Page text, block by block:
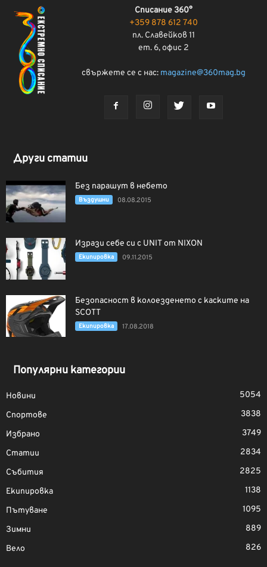
Списание 360°
+359 878 612 740
пл. Славейков 11
ет. 6, офис 2
свържете се с нас: magazine@360mag.bg
Други статии
Без парашут в небето
Въздушни 08.08.2015
Изрази себе си с UNIT от NIXON
Екипировка 09.11.2015
Безопасност в колоезденето с каските на
SCOTT
Екипировка 17.08.2018
Популярни категории
Новини
5054
Спортове
3838
Избрано
3749
Статии
2834
Събития
2825
Екипировка
1138
Пътуване
1095
Зимни
889
Вело
826